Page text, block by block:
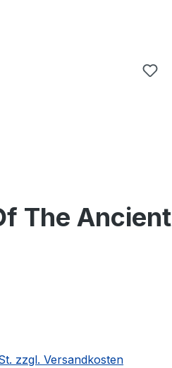
The Ancient
zzgl. Versandkosten